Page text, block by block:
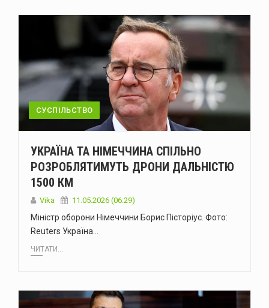
СУСПІЛЬСТВО
УКРАЇНА ТА НІМЕЧЧИНА СПІЛЬНО
РОЗРОБЛЯТИМУТЬ ДРОНИ ДАЛЬНІСТЮ
1500 КМ
Vika 11.05.2026 (06:29)
Міністр оборони Німеччини Борис Пісторіус. Фото:
Reuters Україна…
ЧИТАТИ...